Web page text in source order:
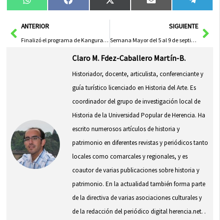
Compartir
en
WhatsAppCompartir
en
FacebookCompartir
en
X
(Twitter)
Compartir
en
Email
en
AntANTERIOR
Finalizó el programa de Kanguras del verano 2011
SIGUIENTE
Semana Mayor del 5 al 9 de septiembre
Claro M. Fdez-Caballero Martín-B.
Historiador, docente, articulista, conferenciante y
guía turístico licenciado en Historia del Arte. Es
coordinador del grupo de investigación local de
Historia de la Universidad Popular de Herencia. Ha
escrito numerosos artículos de historia y
patrimonio en diferentes revistas y periódicos tanto
locales como comarcales y regionales, y es
coautor de varias publicaciones sobre historia y
patrimonio. En la actualidad también forma parte
de la directiva de varias asociaciones culturales y
de la redacción del periódico digital herencia.net. .